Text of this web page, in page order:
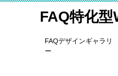
FAQ特化
FAQデザインギャラリ
ー